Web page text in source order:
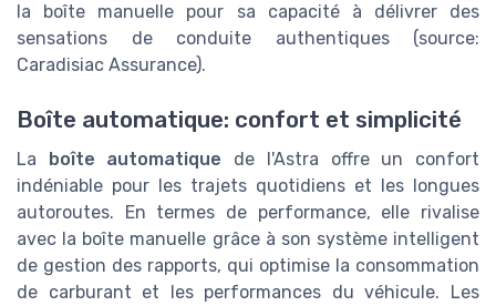
la boîte manuelle pour sa capacité à délivrer des
sensations de conduite authentiques (source:
Caradisiac Assurance).
Boîte automatique: confort et simplicité
La boîte automatique de l'Astra offre un confort
indéniable pour les trajets quotidiens et les longues
autoroutes. En termes de performance, elle rivalise
avec la boîte manuelle grâce à son système intelligent
de gestion des rapports, qui optimise la consommation
de carburant et les performances du véhicule. Les